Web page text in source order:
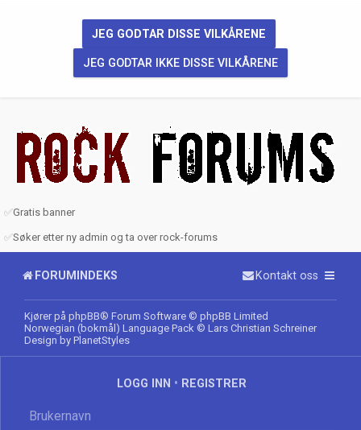
✅Gratis banner
✅Søker etter ny admin og ta over rock-forums
FORUMINDEKS Kontakt oss
Kjører på phpBB® Forum Software © phpBB Limited
Norwegian (bokmål) Language Pack © Lars Christian Schreiner
Design by PlanetStyles
LOGG INN • REGISTRER